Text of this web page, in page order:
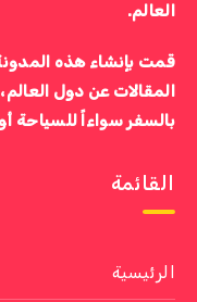
العالم.
قمت بإنشاء هذه
المقالات عن دول
بالسفر سواءاً للسياحة
القائمة
الرئيسية